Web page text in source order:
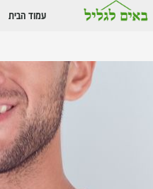
עמוד הבית